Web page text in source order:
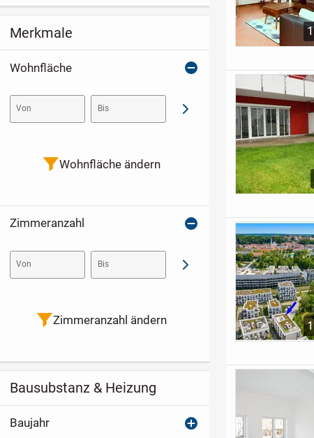
Merkmale
Wohnfläche
Von Bis Abschicken
Wohnfläche ändern
Zimmeranzahl
Von Bis Abschicken
Zimmeranzahl ändern
Bausubstanz & Heizung
Baujahr